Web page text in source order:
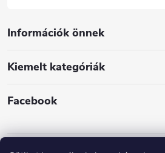
á
e
l
e
Információk önnek
Kiemelt kategóriák
Facebook